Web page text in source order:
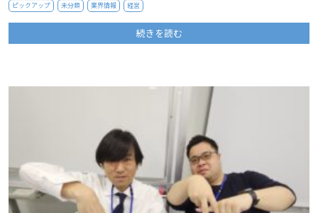
ピックアップ 未分類 業界情報 経営
続きを読む